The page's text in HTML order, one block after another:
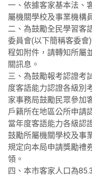
一、依據客家基本法、
屬機關學校及事業機構
二、為鼓勵全民學習客
委員會(以下簡稱客委
程如附件，請轉知所屬
關訊息。
三、為鼓勵報考認證考
度客語能力認證各級別
家事務局鼓勵民眾參加
戶籍所在地區公所申請
當年度客語能力各級認
鼓勵所屬機關學校及事
規定向本局申請獎勵禮
領。
四、本市客家人口為